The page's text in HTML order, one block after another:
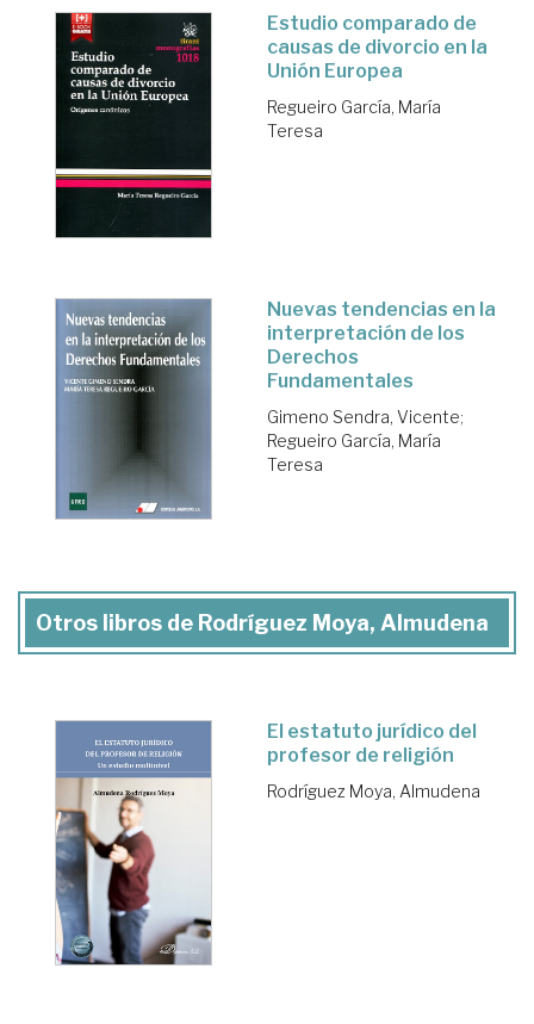
Estudio comparado de
causas de divorcio en la
Unión Europea
Regueiro García, María
Teresa
Nuevas tendencias en la
interpretación de los
Derechos
Fundamentales
Gimeno Sendra, Vicente;
Regueiro García, María
Teresa
Otros libros de Rodríguez Moya, Almudena
El estatuto jurídico del
profesor de religión
Rodríguez Moya, Almudena